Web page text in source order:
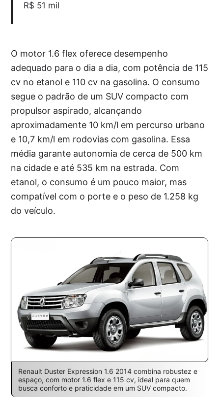
R$ 51 mil
O motor 1.6 flex oferece desempenho
adequado para o dia a dia, com potência de 115
cv no etanol e 110 cv na gasolina. O consumo
segue o padrão de um SUV compacto com
propulsor aspirado, alcançando
aproximadamente 10 km/l em percurso urbano
e 10,7 km/l em rodovias com gasolina. Essa
média garante autonomia de cerca de 500 km
na cidade e até 535 km na estrada. Com
etanol, o consumo é um pouco maior, mas
compatível com o porte e o peso de 1.258 kg
do veículo.
Renault Duster Expression 1.6 2014 combina robustez e
espaço, com motor 1.6 flex e 115 cv, ideal para quem
busca conforto e praticidade em um SUV compacto.